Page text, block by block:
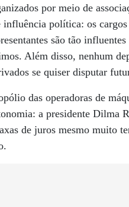
por meio de
política: os
são tão
Além disso, nenhum
se quiser disputar
das operadoras de
a presidente Dilma
de juros mesmo muito